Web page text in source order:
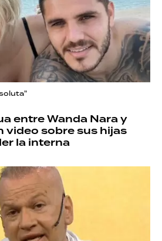
entre Wanda Nara y
video sobre sus hijas
la interna